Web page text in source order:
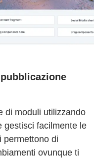
di moduli utilizzando
gestisci facilmente le
permettono di
ovunque ti